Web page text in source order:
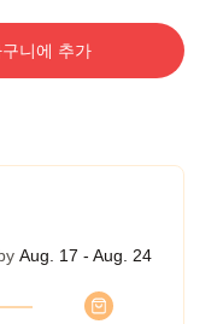
니에 추가
Aug. 17 - Aug. 24